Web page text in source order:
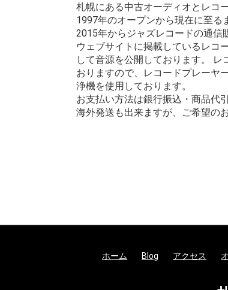
札幌にある中古オーディオとレコ
1997年のオープンから現在に至る
2015年からジャズレコードの通信
ウェブサイトに掲載しているレコ
して音源を公開しております。
おりますので、レコードプレーヤ
浄機を使用しております。
お支払い方法は銀行振込・商品代
海外発送も出来ますが、ご希望の
ホーム Blog アクセス